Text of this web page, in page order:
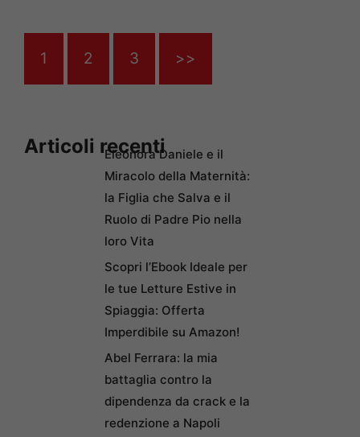
1 2 3 >>
Articoli recentiEleonora Daniele e il
Miracolo della Maternità:
la Figlia che Salva e il
Ruolo di Padre Pio nella
loro Vita
Scopri l’Ebook Ideale per
le tue Letture Estive in
Spiaggia: Offerta
Imperdibile su Amazon!
Abel Ferrara: la mia
battaglia contro la
dipendenza da crack e la
redenzione a Napoli